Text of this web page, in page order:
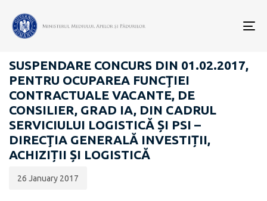
CARIERĂ
SUSPENDARE CONCURS DIN 01.02.2017,
PENTRU OCUPAREA FUNCŢIEI
CONTRACTUALE VACANTE, DE
CONSILIER, GRAD IA, DIN CADRUL
SERVICIULUI LOGISTICĂ ȘI PSI –
DIRECŢIA GENERALĂ INVESTIȚII,
ACHIZIȚII ȘI LOGISTICĂ
publicării:
26 January 2017